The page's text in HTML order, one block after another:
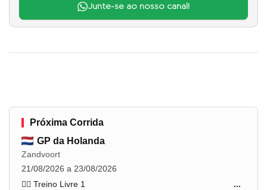
Junte-se ao nosso canal!
Próxima Corrida
GP da Holanda
Zandvoort
21/08/2026 a 23/08/2026
🏋️‍♂️ Treino Livre 1
...